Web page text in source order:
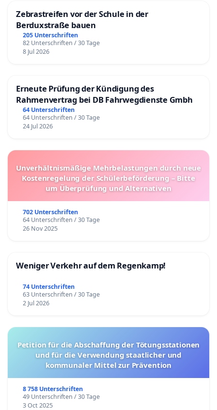
Zebrastreifen vor der Schule in der
Berduxstraße bauen
205 Unterschriften
82 Unterschriften / 30 Tage
8 Jul 2026
Erneute Prüfung der Kündigung des
Rahmenvertrag bei DB Fahrwegdienste Gmbh
64 Unterschriften
64 Unterschriften / 30 Tage
24 Jul 2026
Unverhältnismäßige Mehrbelastungen durch neue
Kostenregelung der Schülerbeförderung – Bitte
um Überprüfung und Alternativen
702 Unterschriften
64 Unterschriften / 30 Tage
26 Nov 2025
Weniger Verkehr auf dem Regenkamp!
74 Unterschriften
63 Unterschriften / 30 Tage
2 Jul 2026
Petition für die Abschaffung der Tötungsstationen
und für die Verwendung staatlicher und
kommunaler Mittel zur Prävention
8 758 Unterschriften
49 Unterschriften / 30 Tage
3 Oct 2025